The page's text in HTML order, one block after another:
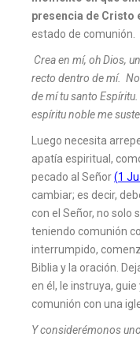
presencia de Cristo
estado de comunión.
Crea en mí, oh Dios,
recto dentro de mí. No
de mí tu santo
espíritu noble me
Luego necesita
apatía espiritual,
pecado al Señor(1
cambiar; es decir,
con el Señor, no solo
teniendo comunión
interrumpido,
Biblia y la oración.
en él, le instruya,
comunión con una
Y considerémonos